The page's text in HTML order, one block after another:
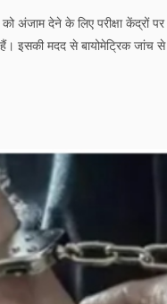
को अंजाम देने के लिए परीक्षा केंद्रों
मदद से बायोमेट्रिक जांच से